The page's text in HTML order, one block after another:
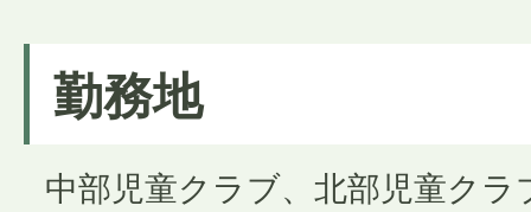
勤務地
中部児童クラブ、北部児童ク